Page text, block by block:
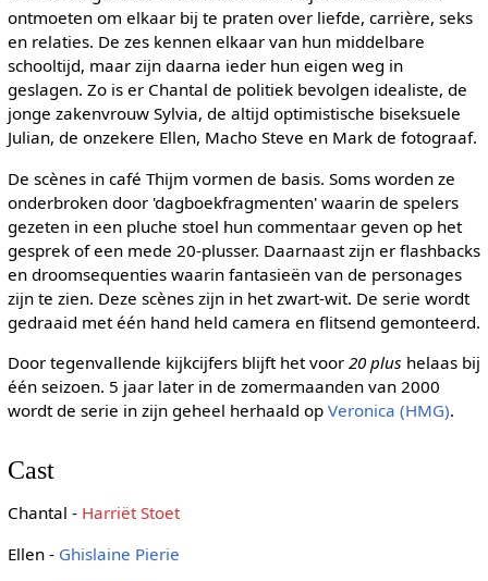
ontmoeten om elkaar bij te praten over liefde, carrière, seks
en relaties. De zes kennen elkaar van hun middelbare
schooltijd, maar zijn daarna ieder hun eigen weg in
geslagen. Zo is er Chantal de politiek bevolgen idealiste, de
jonge zakenvrouw Sylvia, de altijd optimistische biseksuele
Julian, de onzekere Ellen, Macho Steve en Mark de fotograaf.
De scènes in café Thijm vormen de basis. Soms worden ze
onderbroken door 'dagboekfragmenten' waarin de spelers
gezeten in een pluche stoel hun commentaar geven op het
gesprek of een mede 20-plusser. Daarnaast zijn er flashbacks
en droomsequenties waarin fantasieën van de personages
zijn te zien. Deze scènes zijn in het zwart-wit. De serie wordt
gedraaid met één hand held camera en flitsend gemonteerd.
Door tegenvallende kijkcijfers blijft het voor 20 plus helaas bij
één seizoen. 5 jaar later in de zomermaanden van 2000
wordt de serie in zijn geheel herhaald op Veronica (HMG).
Cast
Chantal - Harriët Stoet
Ellen - Ghislaine Pierie